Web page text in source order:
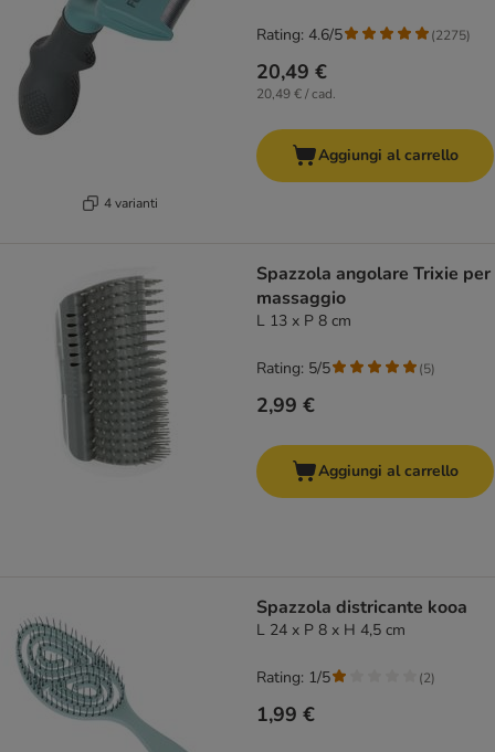
4 varianti
20,49 €
20,49 € / cad.
Rating: 4.6/5 (2275)
Aggiungi al carrello
Spazzola angolare Trixie per
massaggio
L 13 x P 8 cm
2,99 €
Rating: 5/5 (5)
Aggiungi al carrello
Spazzola districante kooa
L 24 x P 8 x H 4,5 cm
1,99 €
Rating: 1/5 (2)